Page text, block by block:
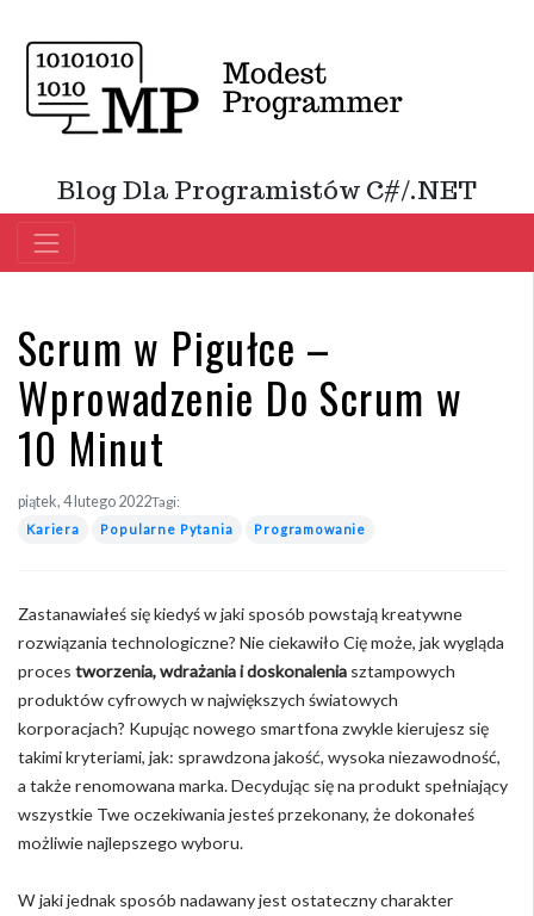
Blog Dla Programistów C#/.NET
Scrum w Pigułce –
Wprowadzenie Do Scrum w
10 Minut
piątek, 4 lutego 2022Tagi:
Kariera Popularne Pytania Programowanie
Zastanawiałeś się kiedyś w jaki sposób powstają kreatywne
rozwiązania technologiczne? Nie ciekawiło Cię może, jak wygląda
proces tworzenia, wdrażania i doskonalenia sztampowych
produktów cyfrowych w największych światowych
korporacjach? Kupując nowego smartfona zwykle kierujesz się
takimi kryteriami, jak: sprawdzona jakość, wysoka niezawodność,
a także renomowana marka. Decydując się na produkt spełniający
wszystkie Twe oczekiwania jesteś przekonany, że dokonałeś
możliwie najlepszego wyboru.
W jaki jednak sposób nadawany jest ostateczny charakter